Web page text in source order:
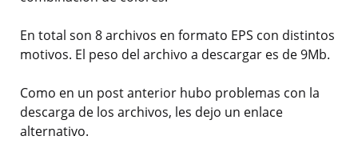
En total son 8 archivos en formato EPS con distintos
motivos. El peso del archivo a descargar es de 9Mb.
Como en un post anterior hubo problemas con la
descarga de los archivos, les dejo un enlace
alternativo.